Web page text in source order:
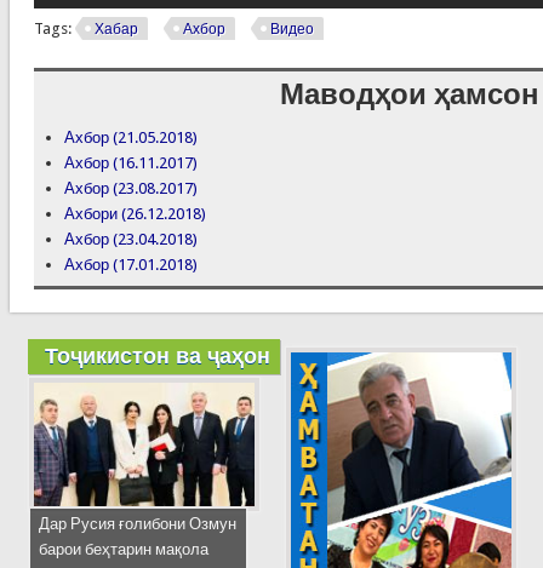
Tags: Хабар Ахбор Видео
Маводҳои ҳамсон
Ахбор (21.05.2018)
Ахбор (16.11.2017)
Ахбор (23.08.2017)
Ахбори (26.12.2018)
Ахбор (23.04.2018)
Ахбор (17.01.2018)
Тоҷикистон ва ҷаҳон
Дар Русия ғолибони Озмун
барои беҳтарин мақола